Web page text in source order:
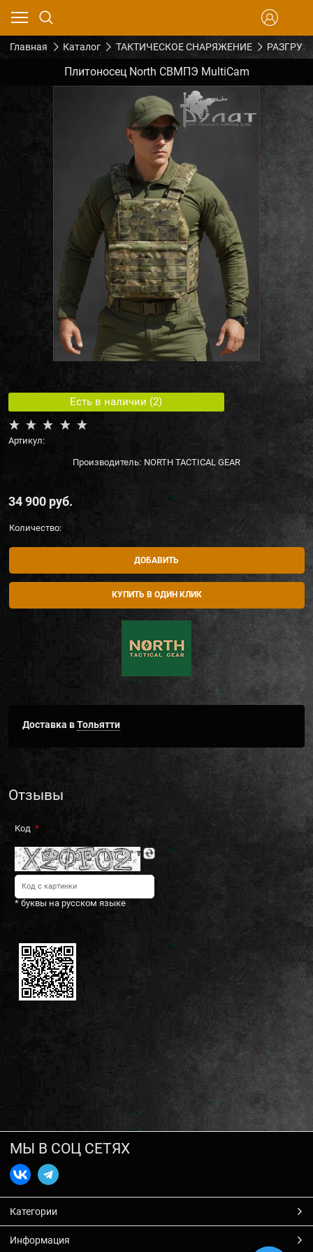
Главная Каталог ТАКТИЧЕСКОЕ СНАРЯЖЕНИЕ
Плитоносец North СВМПЭ MultiCam
Есть в наличии (2)
Артикул:
Производитель: NORTH TACTICAL GEAR
34 900 руб.
Количество:
ДОБАВИТЬ
КУПИТЬ В ОДИН КЛИК
Доставка вТольятти
Отзывы
Код
* буквы на русском языке
МЫ В СОЦ СЕТЯХ
Категории
Информация